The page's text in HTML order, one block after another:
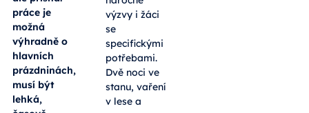
práce je
možná
výhradně o
hlavních
prázdninách,
musí být
lehká,
výzvy i žáci
se
specifickými
potřebami.
Dvě noci ve
stanu, vaření
v lese a